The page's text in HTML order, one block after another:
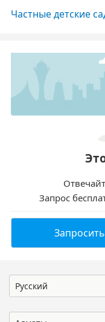
Частные детские
Запрос
Русский